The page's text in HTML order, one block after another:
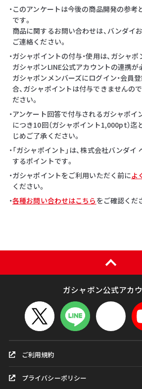
・このアンケートは今後の商品開発の参
です。
商品に関するお問い合わせは、バンダイ
ご連絡ください。
・ガシャポイントの付与・使用は、ガシャ
ガシャポンLINE公式アカウントの連携が
ガシャポンメンバーズにログイン・会員
合、ガシャポイントは付与できませんの
ださい。
・アンケート回答で付与されるガシャポ
につき10回（ガシャポイント1,000pt）迄
じめご了承ください。
・「ガシャポイント」は、株式会社バンダ
するポイントです。
・ガシャポイントをご利用いただく前によ
ください。
・各種お問い合わせはこちら をご確認くだ
ガシャポン公式アカ
ご利用規約
プライバシーポリシー